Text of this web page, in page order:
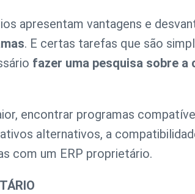
apresentam vantagens e
. E certas tarefas que são
fazer uma pesquisa sobre
encontrar programas
alternativos, a
com um ERP proprietário.